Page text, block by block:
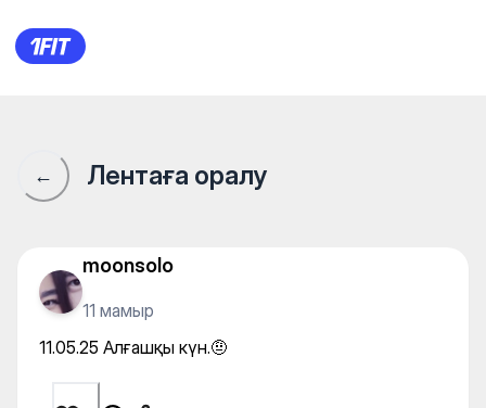
11.05.25 Алғашқы күн.🤨
← Лентаға оралу
moonsolo
11 мамыр
11.05.25 Алғашқы күн.🤨